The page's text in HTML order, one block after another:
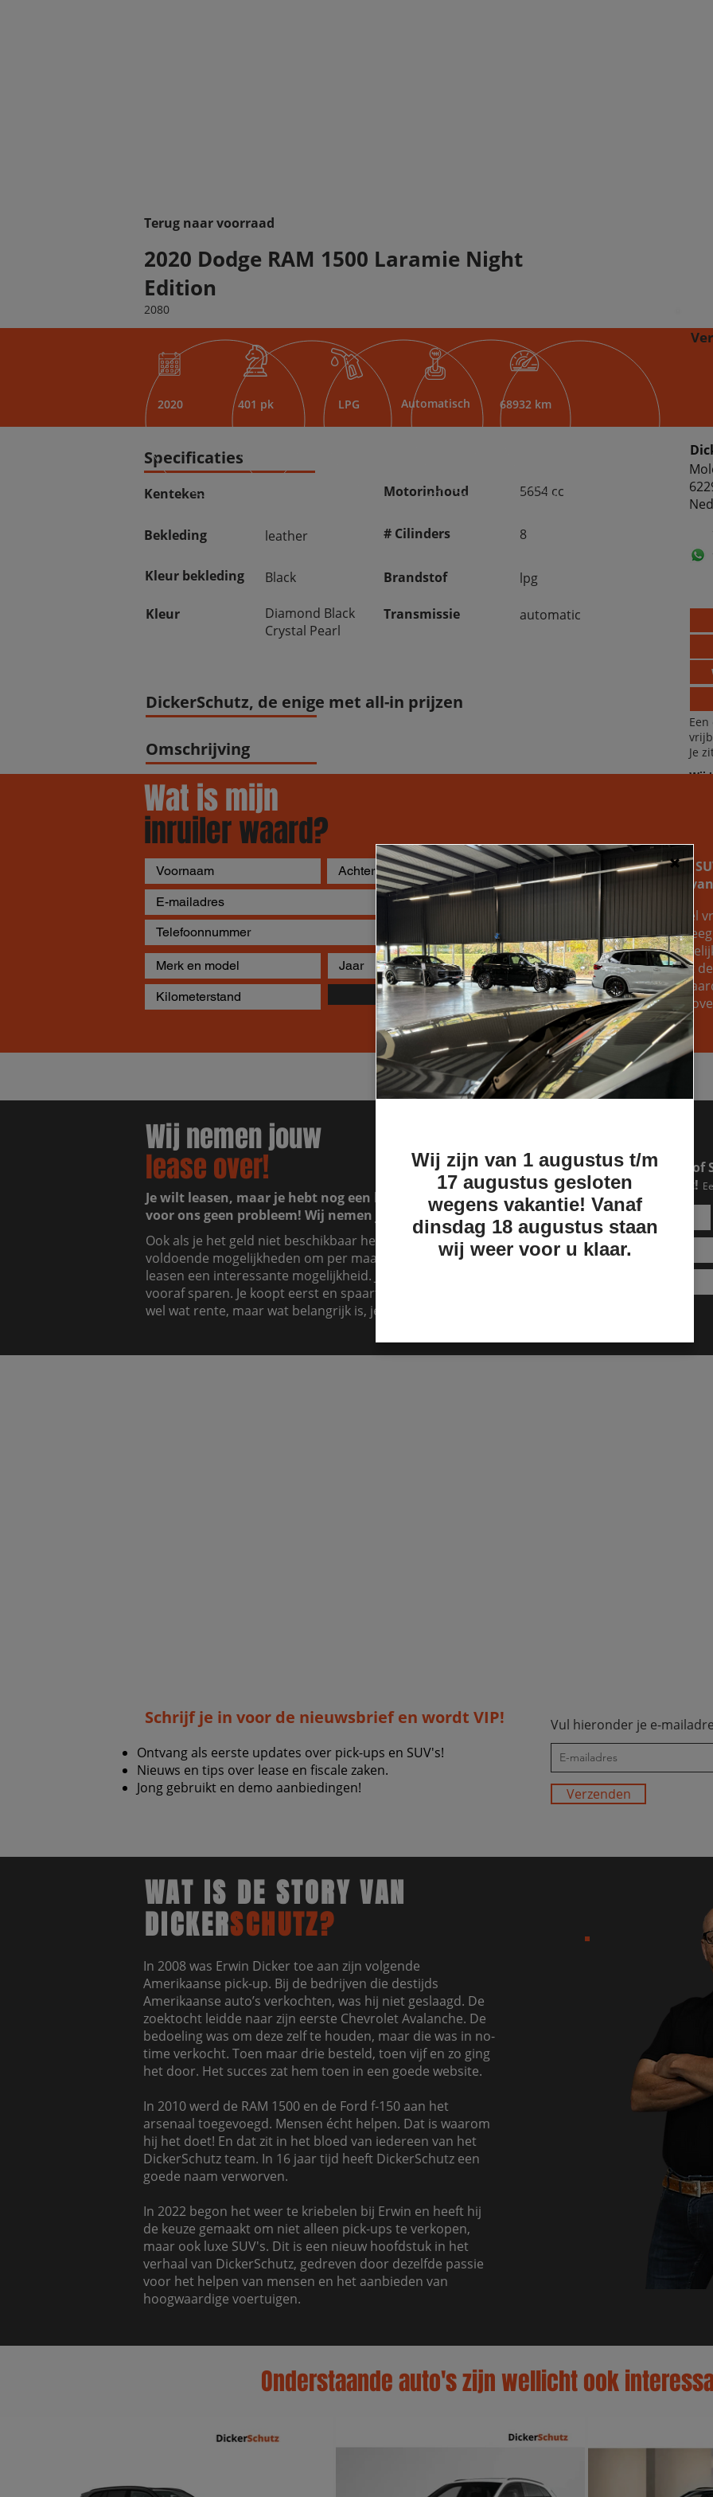
Terug naar voorraad
2020 Dodge RAM 1500 Laramie Night
Edition
Specificaties
Kenteken
Bekleding
Kleur bekleding
Kleur
leather
Black
Motorinhoud
# Cilinders
Brandstof
Transmissie
5654 cc
8
lpg
automatic
Diamond Black
Crystal Pearl
DickerSchutz, de enige met all-in prijzen
2020 401 pk LPG Automatisch 68932 km
Je
Wij
2080
Omschrijving
Wat is mijn
inruiler waard?
Verzenden
Je bezit al een pick-up of
naar de inruilwaarde
Je kunt bij ons altijd geheel
opvragen. Wellicht
gewoon weten welke
van je huidige wagen. Wat
om te ontdekken welke
voertuig, zodat je een
Specificaties
Wij nemen jouw
lease over!
Je wilt leasen, maar je hebt nog een lease lopen. Dat is
voor ons geen probleem! Wij nemen jouw lease over.
Ook als je het geld niet beschikbaar hebt, maar je hebt
voldoende mogelijkheden om per maand te betalen, dan is
leasen een interessante mogelijkheid. Je kunt het zien als
vooraf sparen. Je koopt eerst en spaart er dan voor. Dat kost
wel wat rente, maar wat belangrijk is, je kunt nu al genieten!
Een RAM of Ford pick-up of
makkelijker dan je denkt!
Schrijf je in voor de nieuwsbrief en wordt VIP!
Ontvang als eerste updates over pick-ups en SUV's!
Nieuws en tips over lease en fiscale zaken.
Jong gebruikt en demo aanbiedingen!
Vul hieronder je e-
Verzenden
In 2008 was Erwin Dicker toe aan zijn volgende
Amerikaanse pick-up. Bij de bedrijven die destijds
Amerikaanse auto’s verkochten, was hij niet geslaagd. De
zoektocht leidde naar zijn eerste Chevrolet Avalanche. De
bedoeling was om deze zelf te houden, maar die was in no-
time verkocht. Toen maar drie besteld, toen vijf en zo ging
het door. Het succes zat hem toen in een goede website.
In 2010 werd de RAM 1500 en de Ford f-150 aan het
arsenaal toegevoegd. Mensen écht helpen. Dat is waarom
hij het doet! En dat zit in het bloed van iedereen van het
DickerSchutz team. In 16 jaar tijd heeft DickerSchutz een
goede naam verworven.
In 2022 begon het weer te kriebelen bij Erwin en heeft hij
de keuze gemaakt om niet alleen pick-ups te verkopen,
maar ook luxe SUV's. Dit is een nieuw hoofdstuk in het
verhaal van DickerSchutz, gedreven door dezelfde passie
voor het helpen van mensen en het aanbieden van
hoogwaardige voertuigen.
WAT IS DE STORY VAN
DICKERSCHUTZ?
Onderstaande auto's zijn wellicht ook
Wij zijn van 1 augustus t/m
17 augustus gesloten
wegens vakantie! Vanaf
dinsdag 18 augustus staan
wij weer voor u klaar.